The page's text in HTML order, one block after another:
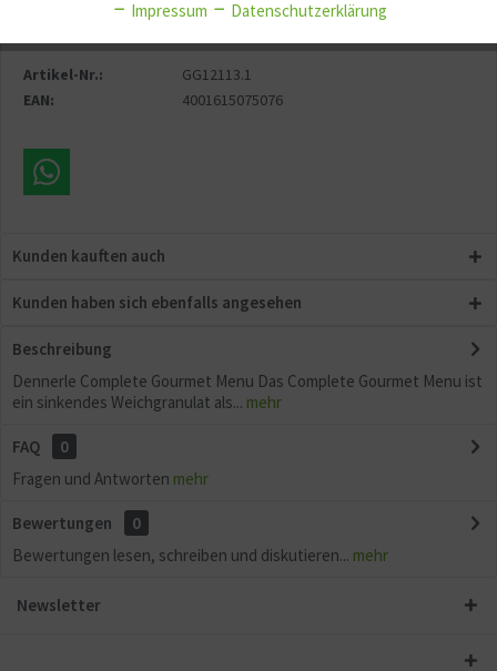
Artikel-Nr.:
GG12113.1
EAN:
4001615075076
Kunden kauften auch
Kunden haben sich ebenfalls angesehen
Beschreibung
Dennerle Complete Gourmet Menu Das Complete Gourmet Menu ist
ein sinkendes Weichgranulat als... mehr
FAQ
0
Fragen und Antworten mehr
Bewertungen
0
Bewertungen lesen, schreiben und diskutieren... mehr
Newsletter
Impressum Datenschutzerklärung